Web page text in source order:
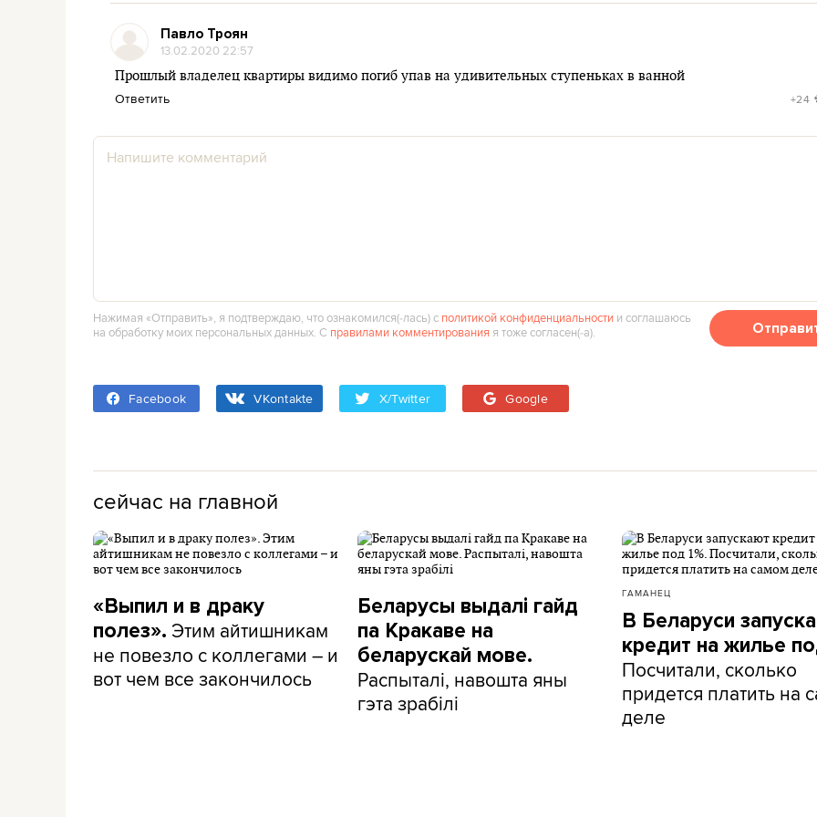
Павло Троян
13.02.2020 22:57
Прошлый владелец квартиры видимо погиб упав на удивительных ступеньках в ванной
Ответить +24
Нажимая «Отправить», я подтверждаю, что ознакомился(‑лась) с политикой конфиденциальности и соглашаюсь
на обработку моих персональных данных. С правилами комментирования я тоже согласен(‑а).
Facebook VKontakte X/Twitter Google
сейчас на главной
«Выпил и в драку
полез». Этим айтишникам
не повезло с коллегами – и
вот чем все закончилось
Беларусы выдалі гайд
па Кракаве на
беларускай мове.
Распыталі, навошта яны
гэта зрабілі
ГАМАНЕЦ
В Беларуси
кредит на жилье
Посчитали, сколько
придется платить на
деле